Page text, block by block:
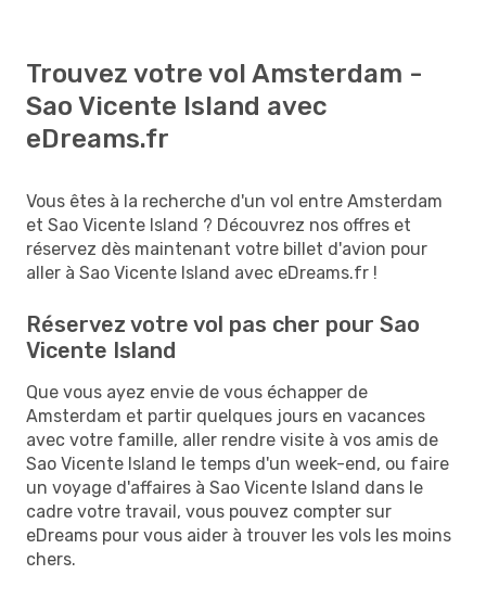
Trouvez votre vol Amsterdam -
Sao Vicente Island avec
eDreams.fr
Vous êtes à la recherche d'un vol entre Amsterdam
et Sao Vicente Island ? Découvrez nos offres et
réservez dès maintenant votre billet d'avion pour
aller à Sao Vicente Island avec eDreams.fr !
Réservez votre vol pas cher pour Sao
Vicente Island
Que vous ayez envie de vous échapper de
Amsterdam et partir quelques jours en vacances
avec votre famille, aller rendre visite à vos amis de
Sao Vicente Island le temps d'un week-end, ou faire
un voyage d'affaires à Sao Vicente Island dans le
cadre votre travail, vous pouvez compter sur
eDreams pour vous aider à trouver les vols les moins
chers.